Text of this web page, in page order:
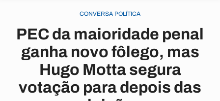
CONVERSA POLÍTICA
PEC da maioridade penal
ganha novo fôlego, mas
Hugo Motta segura
votação para depois das